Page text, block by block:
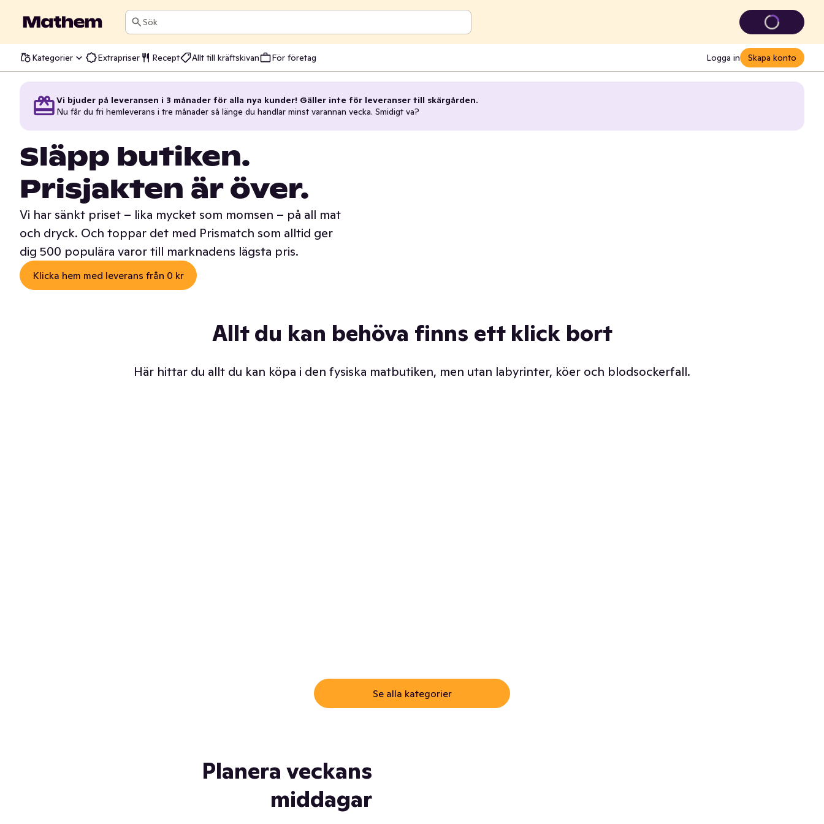
Sök
Kategorier Extrapriser Recept Allt till kräftskivan För företag Logga in Skapa konto
Vi bjuder på leveransen i 3 månader för alla nya kunder! Gäller inte för leveranser till skärgården.
Nu får du fri hemleverans i tre månader så länge du handlar minst varannan vecka. Smidigt va?
Släpp butiken.
Prisjakten är över.
Vi har sänkt priset – lika mycket som momsen – på all mat
och dryck. Och toppar det med Prismatch som alltid ger
dig 500 populära varor till marknadens lägsta pris.
Klicka hem med leverans från 0 kr
Allt du kan behöva finns ett klick bort
Här hittar du allt du kan köpa i den fysiska matbutiken, men utan labyrinter, köer och blodsockerfall.
Se alla kategorier
Planera veckans
middagar